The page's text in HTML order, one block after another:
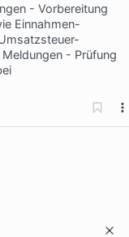
- Vorbereitung
Einnahmen-
- Prüfung